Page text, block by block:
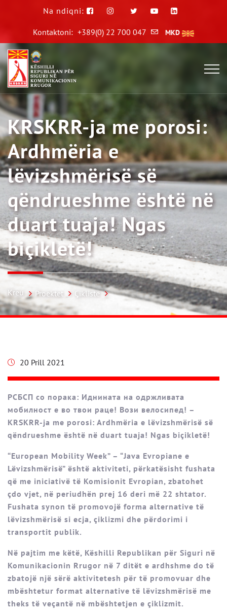
Na ndiqni:
Kontaktoni: +389(0) 22 700 047 MKD
KRSKRR-ja me porosi:
Ardhmëria e
lëvizshmërisë së
qëndrueshme është në
duart tuaja! Ngas
biçikletë!
Kreu Proektet Çiklistë
20 Prill 2021
РСБСП со порака: Иднината на одржливата
мобилност е во твои раце! Вози велосипед! –
KRSKRR-ja me porosi: Ardhmëria e lëvizshmërisë së
qëndrueshme është në duart tuaja! Ngas biçikletë!
“European Mobility Week” – “Java Evropiane e
Lëvizshmërisë” është aktiviteti, përkatësisht fushata
që me iniciativë të Komisionit Evropian, zbatohet
çdo vjet, në periudhën prej 16 deri më 22 shtator.
Fushata synon të promovojë forma alternative të
lëvizshmërisë si ecja, çiklizmi dhe përdorimi i
transportit publik.
Në pajtim me këtë, Këshilli Republikan për Siguri në
Komunikacionin Rrugor në 7 ditët e ardhshme do të
zbatojë një sërë aktivitetesh për të promovuar dhe
mbështetur format alternative të lëvizshmërisë me
theks të veçantë në mbështetjen e çiklizmit.